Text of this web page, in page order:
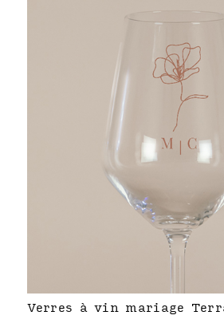
Verres à vin mariage